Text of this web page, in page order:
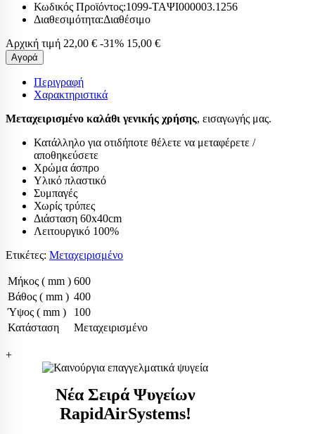
Κωδικός Προϊόντος:1099-ΤΑΨΙ000003.1256
Διαθεσιμότητα:Διαθέσιμο
Αρχική τιμή 22,00 € -31% 15,00 €
Αγορά
Περιγραφή
Χαρακτηριστικά
Μεταχειρισμένο καλάθι γενικής χρήσης, εισαγωγής μας.
Κατάλληλο για οτιδήποτε θέλετε να μεταφέρετε /
αποθηκεύσετε
Χρώμα άσπρο
Υλικό πλαστικό
Συμπαγές
Χωρίς τρύπες
Διάσταση 60x40cm
Λειτουργικό 100%
Ετικέτες: Μεταχειρισμένο
Μήκος ( mm ) 600
Βάθος ( mm ) 400
Ύψος ( mm )
100
Κατάσταση
Μεταχειρισμένο
+
Νέα Σειρά Ψυγείων
RapidAirSystems!